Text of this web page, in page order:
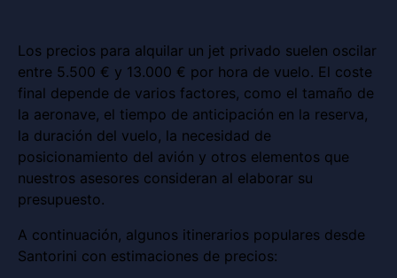
Los precios para alquilar un jet privado suelen oscilar
entre 5.500 € y 13.000 € por hora de vuelo. El coste
final depende de varios factores, como el tamaño de
la aeronave, el tiempo de anticipación en la reserva,
la duración del vuelo, la necesidad de
posicionamiento del avión y otros elementos que
nuestros asesores consideran al elaborar su
presupuesto.
A continuación, algunos itinerarios populares desde
Santorini con estimaciones de precios: